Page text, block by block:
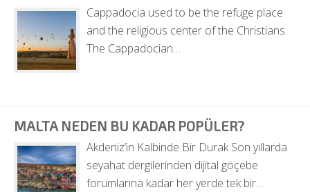
Cappadocia used to be the refuge place
and the religious center of the Christians.
The Cappadocian…
MALTA NEDEN BU KADAR POPÜLER?
Akdeniz’in Kalbinde Bir Durak Son yıllarda
seyahat dergilerinden dijital göçebe
forumlarına kadar her yerde tek bir…